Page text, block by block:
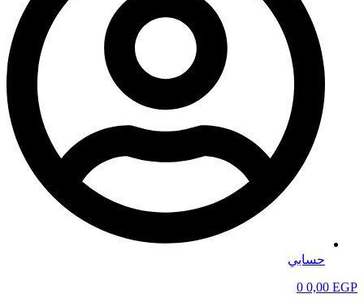
حسابي
0,00 EGP
0